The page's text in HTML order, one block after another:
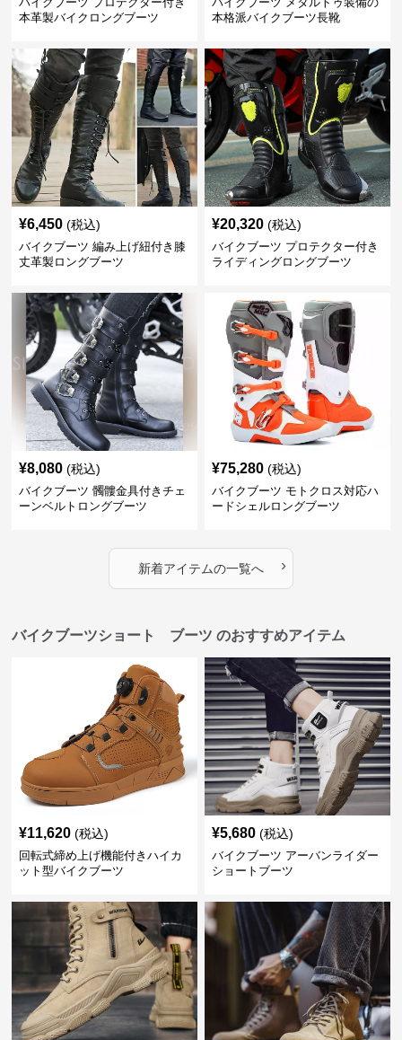
本革製バイクロングブーツ
本格派バイクブーツ長靴
¥6,450 (税込)
バイクブーツ 編み上げ紐付き膝
丈革製ロングブーツ
¥20,320 (税込)
バイクブーツ プロテクター付き
ライディングロングブーツ
¥8,080 (税込)
バイクブーツ 髑髏金具付きチェ
ーンベルトロングブーツ
¥75,280 (税込)
バイクブーツ モトクロス対応ハ
ードシェルロングブーツ
新着アイテムの一覧へ ›
バイクブーツショート ブーツ のおすすめアイテム
¥11,620 (税込)
回転式締め上げ機能付きハイカ
ット型バイクブーツ
¥5,680 (税込)
バイクブーツ アーバンライダー
ショートブーツ